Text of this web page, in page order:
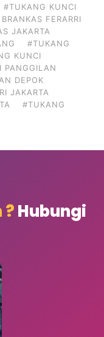
#TUKANG KUNCI
FERARRI
JAKARTA
#TUKANG
KUNCI
PANGGILAN
DEPOK
JAKARTA
#TUKANG
Hubungi